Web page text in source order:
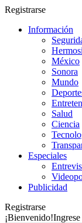
Registrarse
Información
México
Sonora
Mundo
Salud
Ciencia
Especiales
Publicidad
Registrarse
¡Bienvenido!Ingrese